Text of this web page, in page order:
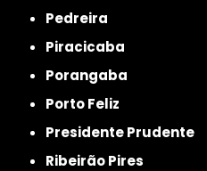
Pedreira
Piracicaba
Porangaba
Porto Feliz
Presidente Prudente
Ribeirão Pires